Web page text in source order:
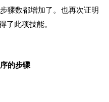
骤数都增加了。也再次证明
了此项技能。
的步骤